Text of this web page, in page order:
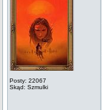
Posty: 22067
Skąd: Szmulki